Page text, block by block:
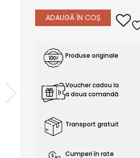
ADAUGĂ ÎN COȘ
Produse originale
Voucher cadou la
a doua comandă
Transport gratuit
Cumperi în rate